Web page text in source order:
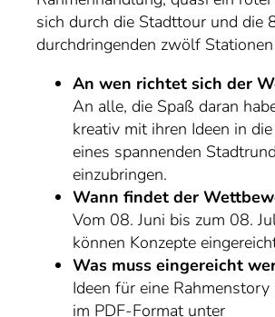
sich durch die Stadttour und die
durchdringenden zwölf
An wen richtet sich der
An alle, die Spaß daran
kreativ mit ihren Ideen in
eines spannenden
einzubringen.
Wann findet der
Vom 08. Juni bis zum 08.
können Konzepte
Was muss eingereicht
Ideen für eine Rahmenstory
im PDF-Format unter